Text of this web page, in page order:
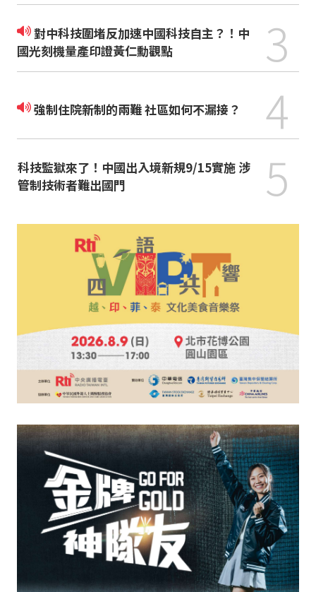
對中科技圍堵反加速中國科技自主？！中
國光刻機量產印證黃仁勳觀點
3
強制住院新制的兩難 社區如何不漏接？ 4
科技監獄來了！中國出入境新規9/15實施 涉
管制技術者難出國門
5